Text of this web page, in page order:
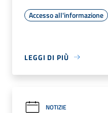
Accesso all'informazione
LEGGI DI PIÙ
NOTIZIE